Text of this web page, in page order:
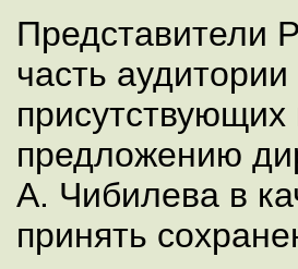
часть
предложению
А. Чибилева в
принять